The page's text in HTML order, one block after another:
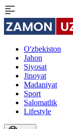
O'zbekiston
Jahon
Siyosat
Jinoyat
Madaniyat
Sport
Salomatlik
Lifestyle